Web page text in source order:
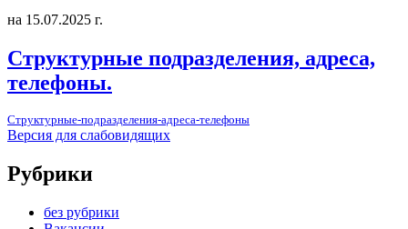
на 15.07.2025 г.
Структурные подразделения, адреса,
телефоны.
Структурные-подразделения-адреса-телефоны
Версия для слабовидящих
Рубрики
без рубрики